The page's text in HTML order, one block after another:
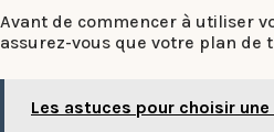
Avant de commencer à utiliser
assurez-vous que votre plan de
Les astuces pour choisir